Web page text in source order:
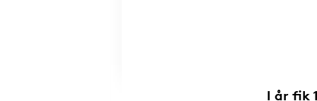
I år fik